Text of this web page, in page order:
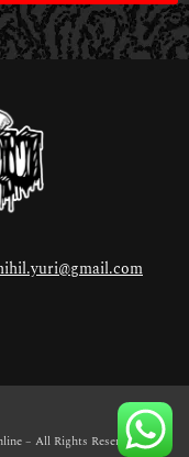
– All Rights Reserved.